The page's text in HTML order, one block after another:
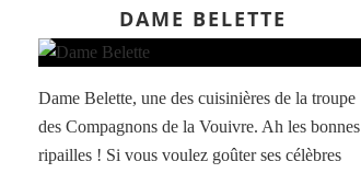
DAME BELETTE
Dame Belette, une des cuisinières de la troupe
des Compagnons de la Vouivre. Ah les bonnes
ripailles ! Si vous voulez goûter ses célèbres